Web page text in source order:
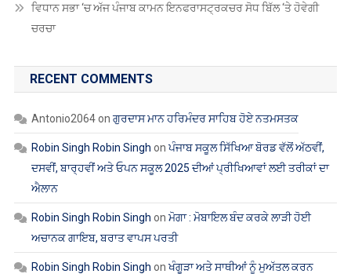
ਵਿਧਾਨ ਸਭਾ ‘ਚ ਅੱਜ ਪੰਜਾਬ ਕਾਮਨ ਇਨਫਰਾਸਟ੍ਰਕਚਰ ਸੋਧ ਬਿੱਲ ‘ਤੇ ਹੋਵੇਗੀ
ਚਰਚਾ
RECENT COMMENTS
Antonio2064on ਗੁਰਦਾਸ ਮਾਨ ਹਰਿਮੰਦਰ ਸਾਹਿਬ ਹੋਏ ਨਤਮਸਤਕ
Robin Singh Robin Singh onਪੰਜਾਬ ਸਕੂਲ ਸਿੱਖਿਆ ਬੋਰਡ ਵੱਲੋਂ ਅੱਠਵੀਂ,
ਦਸਵੀਂ, ਬਾਰ੍ਹਵੀਂ ਅਤੇ ਓਪਨ ਸਕੂਲ 2025 ਦੀਆਂ ਪ੍ਰੀਖਿਆਵਾਂ ਲਈ ਤਰੀਕਾਂ ਦਾ
ਐਲਾਨ
Robin Singh Robin Singh on ਮੋਗਾ : ਮੋਬਾਇਲ ਬੰਦ ਕਰਕੇ ਲਾੜੀ ਹੋਈ
ਅਚਾਨਕ ਗਾਇਬ, ਬਰਾਤ ਵਾਪਸ ਪਰਤੀ
Robin Singh Robin Singh onਖੰਗੂੜਾ ਅਤੇ ਸਾਥੀਆਂ ਨੂੰ ਮੁਅੱਤਲ ਕਰਨ